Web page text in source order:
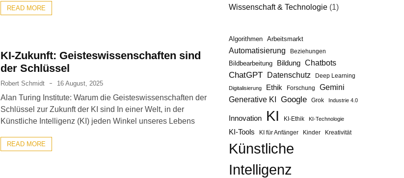
READ MORE
KI-Zukunft: Geisteswissenschaften sind
der Schlüssel
Robert Schmidt 16 August, 2025
Alan Turing Institute: Warum die Geisteswissenschaften der
Schlüssel zur Zukunft der KI sind In einer Welt, in der
Künstliche Intelligenz (KI) jeden Winkel unseres Lebens
READ MORE
Wissenschaft & Technologie (1)
Algorithmen Arbeitsmarkt
Automatisierung Beziehungen
Bildbearbeitung Bildung Chatbots
ChatGPT Datenschutz Deep Learning
Digitalisierung Ethik Forschung
Gemini
Generative KI Google Grok Industrie 4.0
Innovation KI KI-Ethik KI-Technologie
KI-Tools KI für Anfänger Kinder Kreativität
Künstliche
Intelligenz